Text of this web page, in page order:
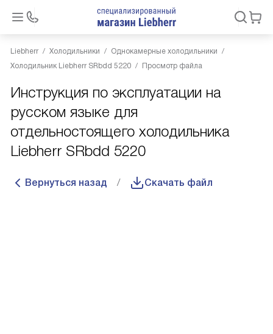
Liebherr Холодильники
Однокамерные холодильники
Холодильник Liebherr SRbdd 5220
Просмотр файла
Инструкция по эксплуатации на
русском языке для
отдельностоящего холодильника
Liebherr SRbdd 5220
Вернуться назад Скачать файл